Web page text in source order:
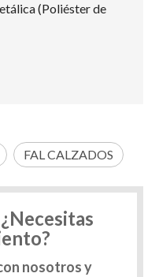
(Poliéster de
FAL CALZADOS
nosotros y